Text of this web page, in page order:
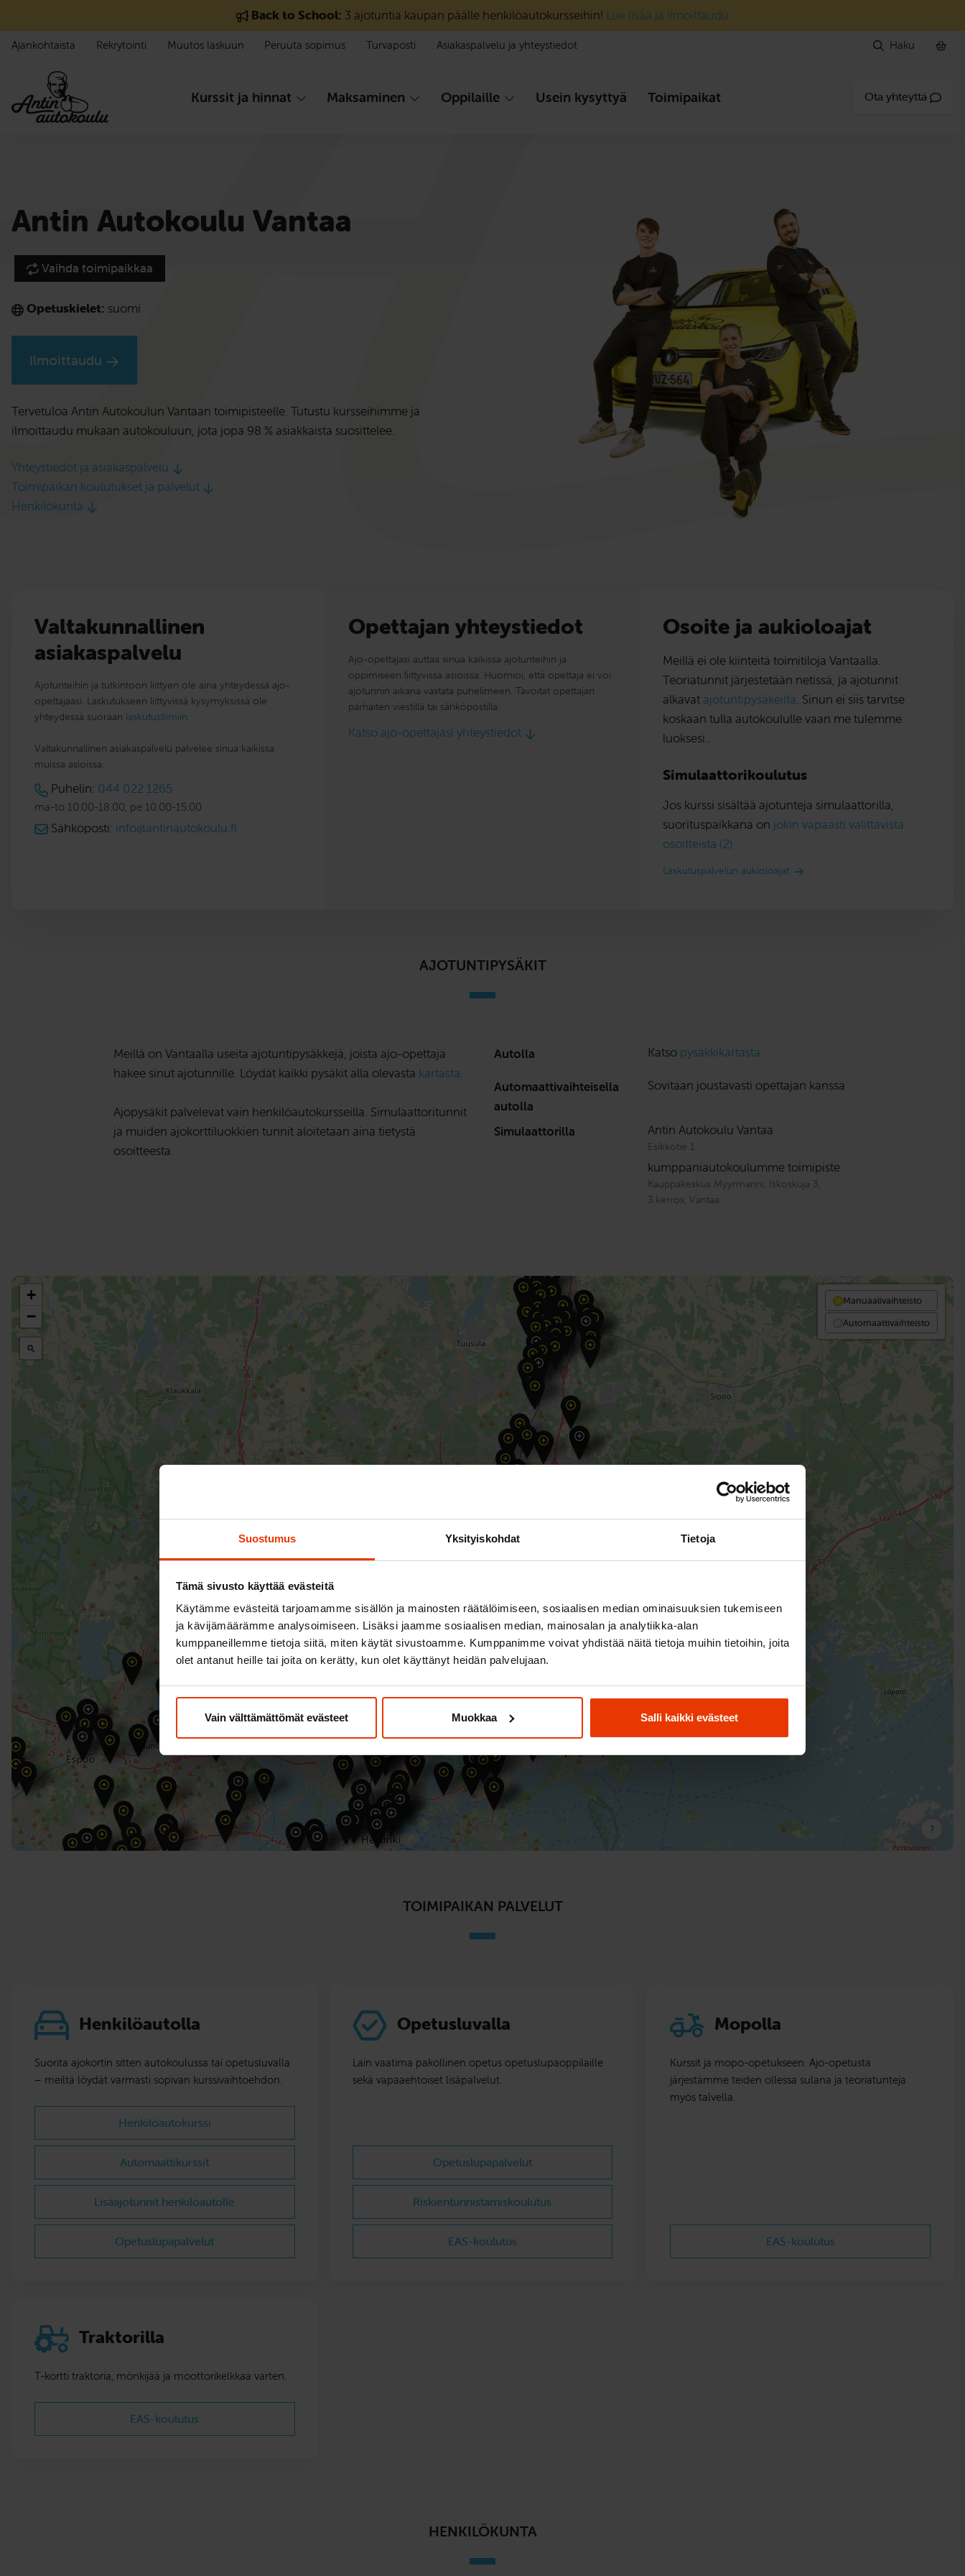
Suostumus Yksityiskohdat Tietoja
Tämä sivusto käyttää evästeitä
Käytämme evästeitä tarjoamamme sisällön ja mainosten räätälöimiseen, sosiaalisen median ominaisuuksien tukemiseen
ja kävijämäärämme analysoimiseen. Lisäksi jaamme sosiaalisen median, mainosalan ja analytiikka-alan
kumppaneillemme tietoja siitä, miten käytät sivustoamme. Kumppanimme voivat yhdistää näitä tietoja muihin tietoihin, joita
olet antanut heille tai joita on kerätty, kun olet käyttänyt heidän palvelujaan.
Vain välttämättömät evästeet Muokkaa Salli kaikki evästeet
Back to School: 3 ajotuntia kaupan päälle henkilöautokursseihin! Lue lisää ja ilmoittaudu
Kurssit ja hinnat Maksaminen Oppilaille Usein kysyttyä Toimipaikat Ota yhteyttä
Ajankohtaista Rekrytointi Muutos laskuun Peruuta sopimus Turvaposti Asiakaspalvelu ja yhteystiedot Haku
Antin Autokoulu Vantaa
Vaihda toimipaikkaa
Opetuskielet: suomi
Ilmoittaudu
Tervetuloa Antin Autokoulun Vantaan toimipisteelle. Tutustu kursseihimme ja
ilmoittaudu mukaan autokouluun, jota jopa 98 % asiakkaista suosittelee.
Yhteystiedot ja asiakaspalvelu
Toimipaikan koulutukset ja palvelut
Henkilökunta
Valtakunnallinen
asiakaspalvelu
Ajotunteihin ja tutkintoon liittyen ole aina yhteydessä ajo-
opettajaasi. Laskutukseen liittyvissä kysymyksissä ole
yhteydessä suoraan laskutustiimiin.
Valtakunnallinen asiakaspalvelu palvelee sinua kaikissa
muissa asioissa.
Puhelin: 044 022 1265
ma-to 10.00-18.00, pe 10.00-15.00
Sähköposti: info@antinautokoulu.fi
Opettajan yhteystiedot
Ajo-opettajasi auttaa sinua kaikissa ajotunteihin ja
oppimiseen liittyvissä asioissa. Huomioi, että opettaja ei voi
ajotunnin aikana vastata puhelimeen. Tavoitat opettajan
parhaiten viestillä tai sähköpostilla.
Katso ajo-opettajasi yhteystiedot
Osoite ja aukioloajat
Meillä ei ole kiinteitä toimitiloja Vantaalla.
Teoriatunnit järjestetään netissä, ja ajotunnit
alkavat ajotuntipysäkeiltä. Sinun ei siis tarvitse
koskaan tulla autokoululle vaan me tulemme
luoksesi..
Simulaattorikoulutus
Jos kurssi sisältää ajotunteja simulaattorilla,
suorituspaikkana on jokin vapaasti valittavista
osoitteista (2)
Laskutuspalvelun aukioloajat.
AJOTUNTIPYSÄKIT
Meillä on Vantaalla useita ajotuntipysäkkejä, joista ajo-opettaja
hakee sinut ajotunnille. Löydät kaikki pysäkit alla olevasta kartasta.
Ajopysäkit palvelevat vain henkilöautokursseilla. Simulaattoritunnit
ja muiden ajokorttiluokkien tunnit aloitetaan aina tietystä
osoitteesta.
Autolla Katso pysäkkikartasta
Automaattivaihteisella
autolla
Sovitaan joustavasti opettajan kanssa
Simulaattorilla Antin Autokoulu Vantaa
Esikkotie 1
kumppaniautokoulumme toimipiste
Kauppakeskus Myyrmanni, Iskoskuja 3,
3.kerros, Vantaa
+
−
Manuaalivaihteisto
Automaattivaihteisto
?
TOIMIPAIKAN PALVELUT
Henkilöautolla
Suorita ajokortin sitten autokoulussa tai opetusluvalla
– meiltä löydät varmasti sopivan kurssivaihtoehdon.
Henkilöautokurssi
Automaattikurssit
Lisäajotunnit henkilöautolle
Opetuslupapalvelut
Opetusluvalla
Lain vaatima pakollinen opetus opetuslupaoppilaille
sekä vapaaehtoiset lisäpalvelut.
Opetuslupapalvelut
Riskientunnistamis­koulutus
EAS-koulutus
Mopolla
Kurssit ja mopo-opetukseen. Ajo-opetusta
järjestämme teiden ollessa sulana ja teoriatunteja
myös talvella.
EAS-koulutus
Traktorilla
T-kortti traktoria, mönkijää ja moottorikelkkaa varten.
EAS-koulutus
HENKILÖKUNTA